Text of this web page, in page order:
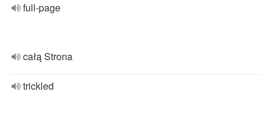
full-page
całą Strona
trickled